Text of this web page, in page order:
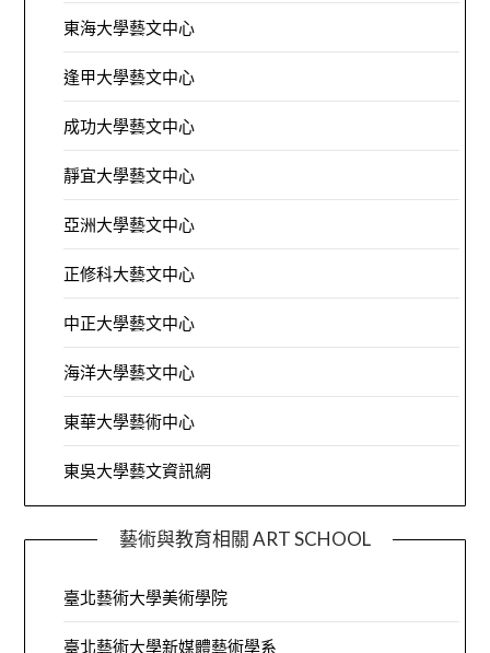
東海大學藝文中心
逢甲大學藝文中心
成功大學藝文中心
靜宜大學藝文中心
亞洲大學藝文中心
正修科大藝文中心
中正大學藝文中心
海洋大學藝文中心
東華大學藝術中心
東吳大學藝文資訊網
藝術與教育相關 ART SCHOOL
臺北藝術大學美術學院
臺北藝術大學新媒體藝術學系